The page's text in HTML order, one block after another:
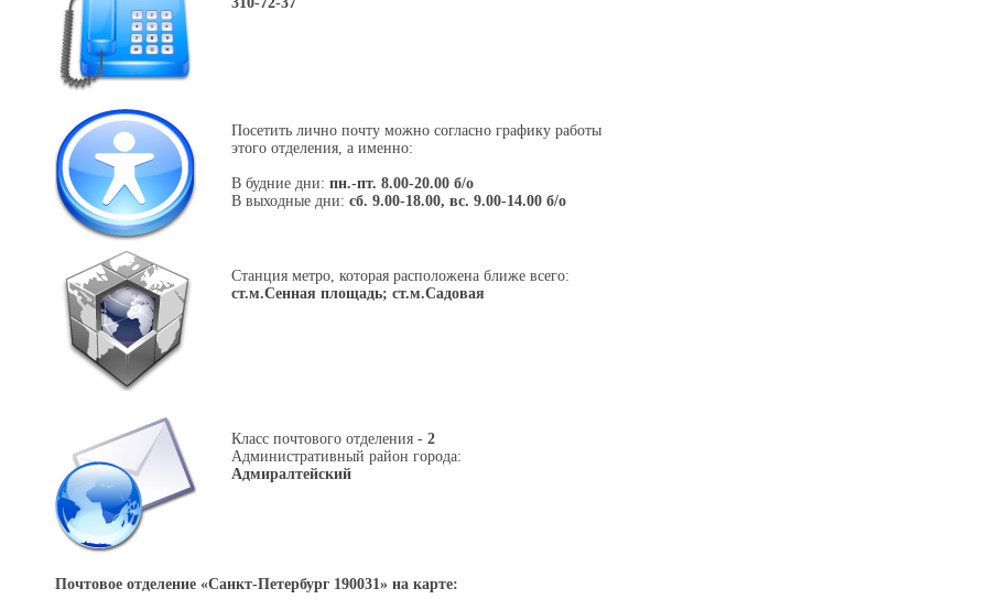
Посетить лично почту можно согласно графику работы
этого отделения, а именно:
В будние дни: пн.-пт. 8.00-20.00 б/о
В выходные дни: сб. 9.00-18.00, вс. 9.00-14.00 б/о
Станция метро, которая расположена ближе всего:
ст.м.Сенная площадь; ст.м.Садовая
Класс почтового отделения - 2
Административный район города:
Адмиралтейский
Почтовое отделение «Санкт-Петербург 190031 » на карте: